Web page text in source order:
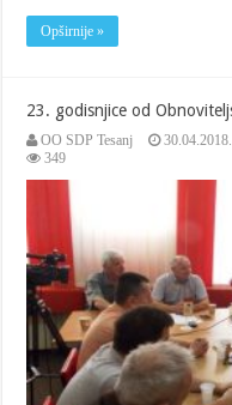
Opširnije »
23. godisnjice od
OO SDP Tesanj 30.04.2018.
349